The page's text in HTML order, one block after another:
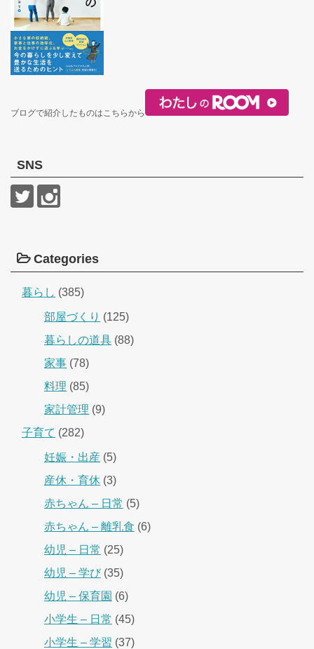
ブログで紹介したものはこちらから
SNS
Categories
暮らし (385)
部屋づくり (125)
暮らしの道具 (88)
家事 (78)
料理 (85)
家計管理 (9)
子育て (282)
妊娠・出産 (5)
産休・育休 (3)
赤ちゃん – 日常 (5)
赤ちゃん – 離乳食 (6)
幼児 – 日常 (25)
幼児 – 学び(35)
幼児 – 保育園 (6)
小学生 – 日常 (45)
小学生 – 学習 (37)